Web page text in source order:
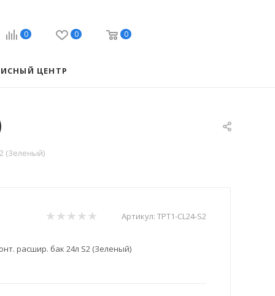
0 0 0
ЦЕНТР
(Зеленый)
Артикул: TPT1-CL24-S2
расшир. бак 24л S2 (Зеленый)